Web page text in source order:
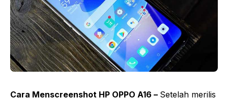
Cara Menscreenshot HP OPPO A16 – Setelah merilis